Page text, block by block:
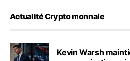
Actualité Crypto monnaie
Kevin Warsh